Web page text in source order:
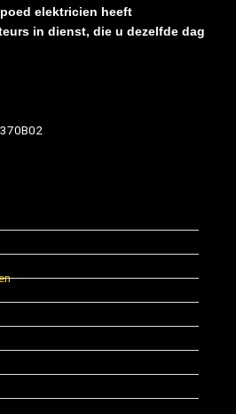
elektricien heeft
in dienst, die u dezelfde dag